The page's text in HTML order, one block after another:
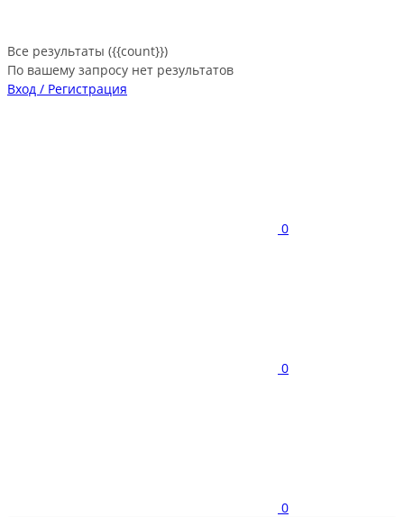
Все результаты ({{count}})
По вашему запросу нет результатов
Вход / Регистрация
0
0
0